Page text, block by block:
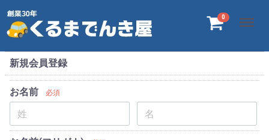
0 Menu
新規会員登録
お名前 必須